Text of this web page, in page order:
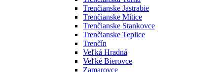
Trenčianske Jastrabie
Trenčianske Mitice
Trenčianske Stankovce
Trenčianske Teplice
Trenčín
Veľká Hradná
Veľké Bierovce
Zamarovce